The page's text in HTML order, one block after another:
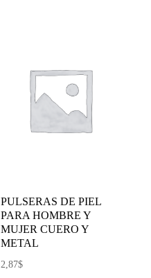
PULSERAS DE PIEL
PARA HOMBRE Y
MUJER CUERO Y
METAL
2,87$